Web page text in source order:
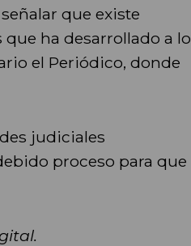
que existe
ha desarrollado a lo
el Periódico, donde
judiciales
proceso para que